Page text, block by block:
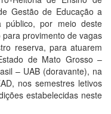
Gestão de Educação a
público, por meio deste
provimento de vagas
reserva, para atuarem
de Mato Grosso –
– UAB (doravante), na
nos semestres letivos
estabelecidas neste